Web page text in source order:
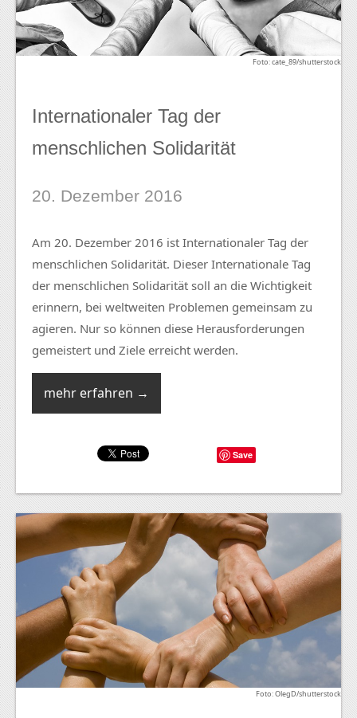
Foto: cate_89/shutterstock
Internationaler Tag der
menschlichen Solidarität
20. Dezember 2016
Am 20. Dezember 2016 ist Internationaler Tag der
menschlichen Solidarität. Dieser Internationale Tag
der menschlichen Solidarität soll an die Wichtigkeit
erinnern, bei weltweiten Problemen gemeinsam zu
agieren. Nur so können diese Herausforderungen
gemeistert und Ziele erreicht werden.
mehr erfahren →
Save
Foto: OlegD/shutterstock